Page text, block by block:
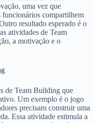
uma vez que
funcionários compartilhem
resultado esperado é o
atividades de Team
a motivação e o
de Team Building que
Um exemplo é o jogo
precisam construir uma
Essa atividade estimula a